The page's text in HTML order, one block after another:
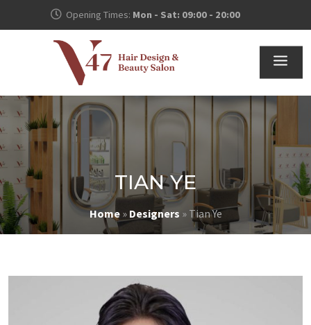
Opening Times: Mon - Sat: 09:00 - 20:00
TIAN YE
Home» Designers » Tian Ye